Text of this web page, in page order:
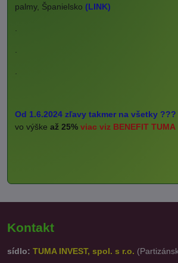
palmy, Španielsko (LINK)
.
.
.
Od 1.6.2024 zľavy takmer na všetky ???
vo výške až 25% viac viz BENEFIT TUMA
Kontakt
sídlo: TUMA INVEST, spol. s r.o.